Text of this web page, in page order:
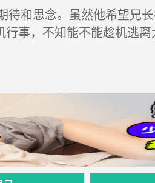
和思念。虽然他希望兄
事，不知能不能趁机逃